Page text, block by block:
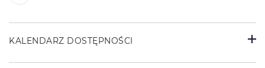
KALENDARZ DOSTĘPNOŚCI